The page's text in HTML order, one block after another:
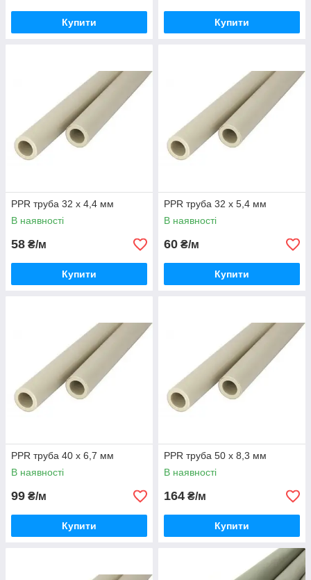
Купити Купити
PPR труба 32 х 4,4 мм
В наявності
58 ₴/м
Купити
PPR труба 32 х 5,4 мм
В наявності
60 ₴/м
Купити
PPR труба 40 х 6,7 мм
В наявності
99 ₴/м
Купити
PPR труба 50 х 8,3 мм
В наявності
164 ₴/м
Купити